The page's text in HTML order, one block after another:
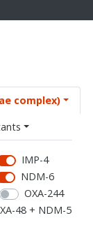
complex)
IMP-4
NDM-6
OXA-244
48 + NDM-5